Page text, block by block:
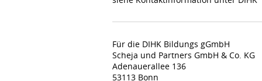
Für die DIHK Bildungs gGmbH
Scheja und Partners GmbH & Co. KG
Adenauerallee 136
53113 Bonn